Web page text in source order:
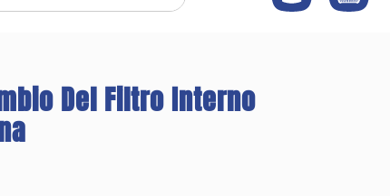
Del Filtro Interno